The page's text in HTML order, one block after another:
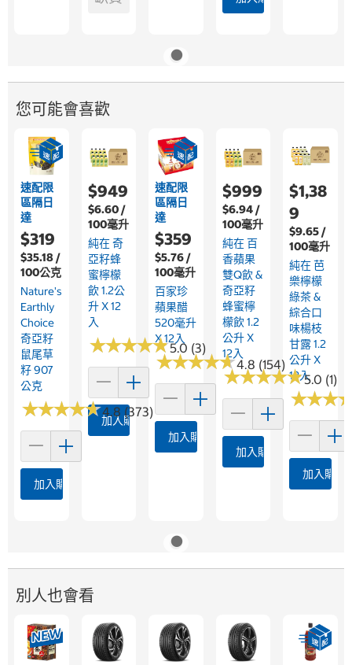
您可能會喜歡
速配限
區隔日
達
$319
$35.18 /
100公克
Nature's
Earthly
Choice
奇亞籽
鼠尾草
籽 907
公克
★★★★★
★★★★★4.8 (373)
加入購物車
$949
$6.60 /
100毫升
純在 奇
亞籽蜂
蜜檸檬
飲 1.2公
升 X 12
入
★★★★★
★★★★★5.0 (3)
加入購物車
速配限
區隔日
達
$359
$5.76 /
100毫升
百家珍
蘋果醋
520毫升
X 12入
★★★★★
★★★★★4.8 (154)
加入購物車
$999
$6.94 /
100毫升
純在 百
香蘋果
雙Q飲 &
奇亞籽
蜂蜜檸
檬飲 1.2
公升 X
12入
★★★★★
★★★★★5.0 (1)
加入購物車
$1,38
9
$9.65 /
100毫升
純在 芭
樂檸檬
綠茶 &
綜合口
味楊枝
甘露 1.2
公升 X
12入
★★★
★★★
加入購物
別人也會看